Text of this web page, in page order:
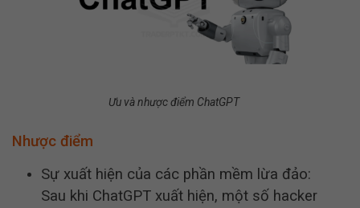
Ưu và nhược điểm ChatGPT
Nhược điểm
Sự xuất hiện của các phần mềm lừa đảo:
Sau khi ChatGPT xuất hiện, một số hacker